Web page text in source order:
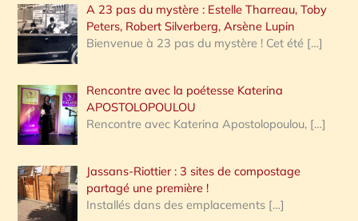
A 23 pas du mystère : Estelle Tharreau, Toby
Peters, Robert Silverberg, Arsène Lupin
Bienvenue à 23 pas du mystère ! Cet été […]
Rencontre avec la poétesse Katerina
APOSTOLOPOULOU
Rencontre avec Katerina Apostolopoulou, […]
Jassans-Riottier : 3 sites de compostage
partagé une première !
Installés dans des emplacements […]